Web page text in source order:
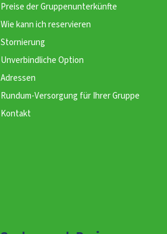
Preise der Gruppenunterkünfte
Wie kann ich reservieren
Stornierung
Unverbindliche Option
Adressen
Rundum-Versorgung für Ihrer Gruppe
Kontakt